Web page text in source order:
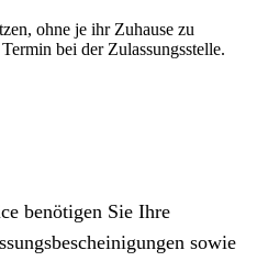
ohne je ihr Zuhause zu
bei der Zulassungsstelle.
benötigen Sie Ihre
sowie